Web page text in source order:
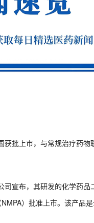
批上市，与常规治疗药
宣布，其研发的化学药品
）批准上市。该产品